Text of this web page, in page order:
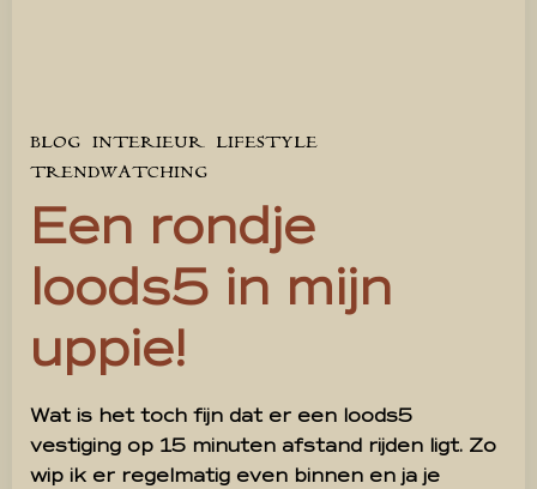
BLOG INTERIEUR
LIFESTYLE
TRENDWATCHING
Een rondje
loods5 in mijn
uppie!
Wat is het toch fijn dat er een loods5
vestiging op 15 minuten afstand rijden ligt. Zo
wip ik er regelmatig even binnen en ja je